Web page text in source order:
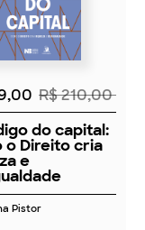
R$ 210,00
do capital:
o Direito cria
e
Pistor